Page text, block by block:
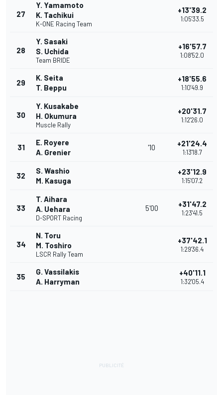
27
Y. Yamamoto
K. Tachikui
K-ONE Racing Team
+13'39.2
1:05'33.5
28
Y. Sasaki
S. Uchida
Team BRIDE
+16'57.7
1:08'52.0
29
K. Seita
T. Beppu
+18'55.6
1:10'49.9
30
Y. Kusakabe
H. Okumura
Muscle Rally
+20'31.7
1:12'26.0
31
E. Royere
A. Grenier
'10 +21'24.4
1:13'18.7
32
S. Washio
M. Kasuga
+23'12.9
1:15'07.2
33
T. Aihara
A. Uehara
D-SPORT Racing
5'00 +31'47.2
1:23'41.5
34
N. Toru
M. Toshiro
LSCR Rally Team
+37'42.1
1:29'36.4
35
G. Vassilakis
A. Harryman
+40'11.1
1:32'05.4